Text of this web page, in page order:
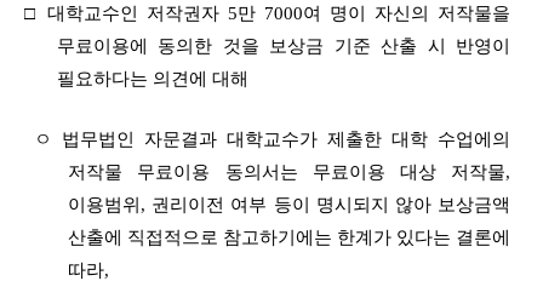
□
대학교수인 저작권자 5만 7000여 명이 자신의 저작물을
무료이용에 동의한 것을
보상금 기준 산출 시 반영이
필요하다는 의견에 대해
ㅇ 법무법인 자문결과 대학교수가 제출한 대학 수업에의
저작물 무료이용 동의서는 무료이용 대상 저작물,
이용범위, 권리이전 여부 등이 명시되지 않아 보상금액
산출에 직접적으로 참고하기에는 한계가 있다는 결론에
따라,